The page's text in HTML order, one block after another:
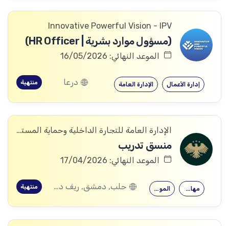
Innovative Powerful Vision - IPV
(مسؤول موارد بشرية | HR Officer)
الموعد النهائي: 16/05/2026
الإدارة العامة إدارة الأعمال درعا منتهية
الإدارة العامة للتجارة الداخلية وحماية المستهلك
منسق تدريب
الموعد النهائي: 17/04/2026
الموارد البشرية مهارات التدريب حلب, دمشق, ريف دمشق, ديرالزور, درعا, إدلب, القنيطرة, حمص, الحسكة, حماة منتهية